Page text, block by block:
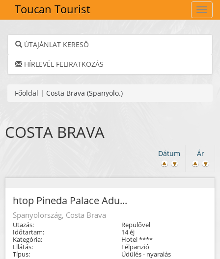
Toucan Tourist
ÚTAJÁNLAT KERESŐ
HÍRLEVÉL FELIRATKOZÁS
Főoldal | Costa Brava (Spanyolo.)
COSTA BRAVA
Ár
Dátum
htop Pineda Palace Adu...
Spanyolország, Costa Brava
Utazás:
Repülővel
Időtartam:
14 éj
Kategória:
Hotel ****
Ellátás:
Félpanzió
Típus:
Üdülés - nyaralás